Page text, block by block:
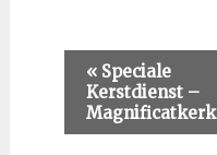
Evenement
Navigatie
«Speciale
Kerstdienst –
Magnificatkerk